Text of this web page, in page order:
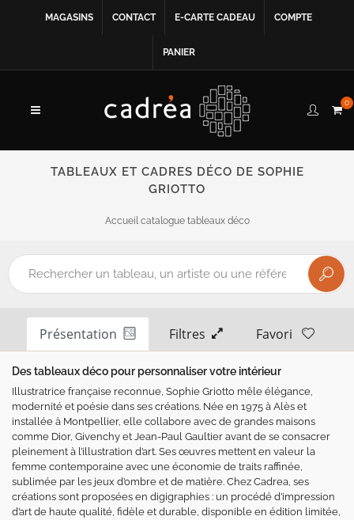
MAGASINS CONTACT E-CARTE CADEAU COMPTE
PANIER
0
TABLEAUX ET CADRES DÉCO DE SOPHIE
GRIOTTO
Accueil catalogue tableaux déco
Présentation Filtres Favori
Des tableaux déco pour personnaliser votre intérieur
Illustratrice française reconnue, Sophie Griotto mêle élégance,
modernité et poésie dans ses créations. Née en 1975 à Alès et
installée à Montpellier, elle collabore avec de grandes maisons
comme Dior, Givenchy et Jean-Paul Gaultier avant de se consacrer
pleinement à l’illustration d’art. Ses œuvres mettent en valeur la
femme contemporaine avec une économie de traits raffinée,
sublimée par les jeux d’ombre et de matière. Chez Cadrea, ses
créations sont proposées en digigraphies : un procédé d’impression
d’art de haute qualité, fidèle et durable, disponible en édition limitée,